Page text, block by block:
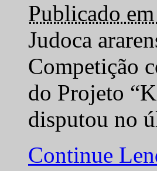
Publicado
Judoca
Competição
do Projeto
disputou no
Continue